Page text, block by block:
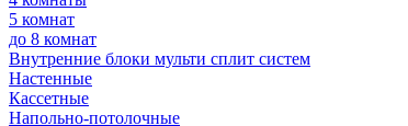
5 комнат
до 8 комнат
Внутренние блоки мульти сплит систем
Настенные
Кассетные
Напольно-потолочные